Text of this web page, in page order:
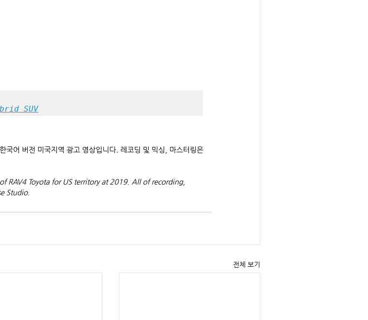
SUV
어 버전 미국지역 광고 영상입니다. 레코딩 및 믹싱, 마스터링은
RAV4 Toyota for US territory at 2019. All of recording,
Studio.
전체 보기